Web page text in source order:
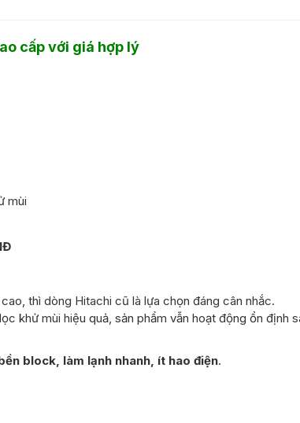
cấp với giá hợp lý
mùi
thì dòng Hitachi cũ là lựa chọn đáng cân nhắc.
khử mùi hiệu quả, sản phẩm vẫn hoạt động ổn định
block, làm lạnh nhanh, ít hao điện.